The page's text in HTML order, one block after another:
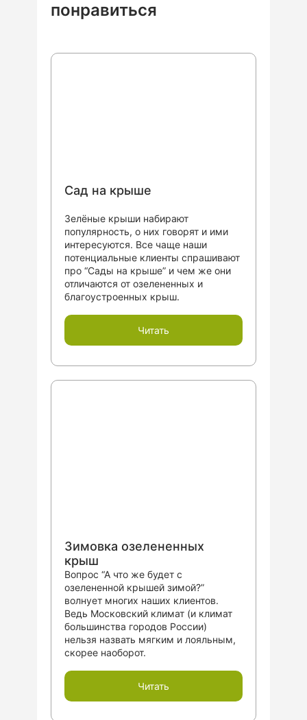
понравиться
Сад на крыше
Зимовка озелененных
крыш
Зелёные крыши набирают
популярность, о них говорят и ими
интересуются. Все чаще наши
потенциальные клиенты спрашивают
про “Сады на крыше” и чем же они
отличаются от озелененных и
благоустроенных крыш.
Вопрос “А что же будет с
озелененной крышей зимой?”
волнует многих наших клиентов.
Ведь Московский климат (и климат
большинства городов России)
нельзя назвать мягким и лояльным,
скорее наоборот.
Читать
Читать